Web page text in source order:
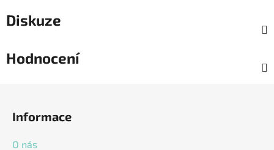
Diskuze
Hodnocení
Informace
O nás